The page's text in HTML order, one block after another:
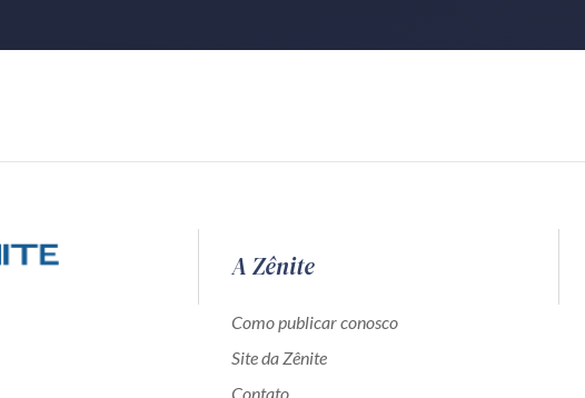
A Zênite
Como publicar conosco
Site da Zênite
Contato